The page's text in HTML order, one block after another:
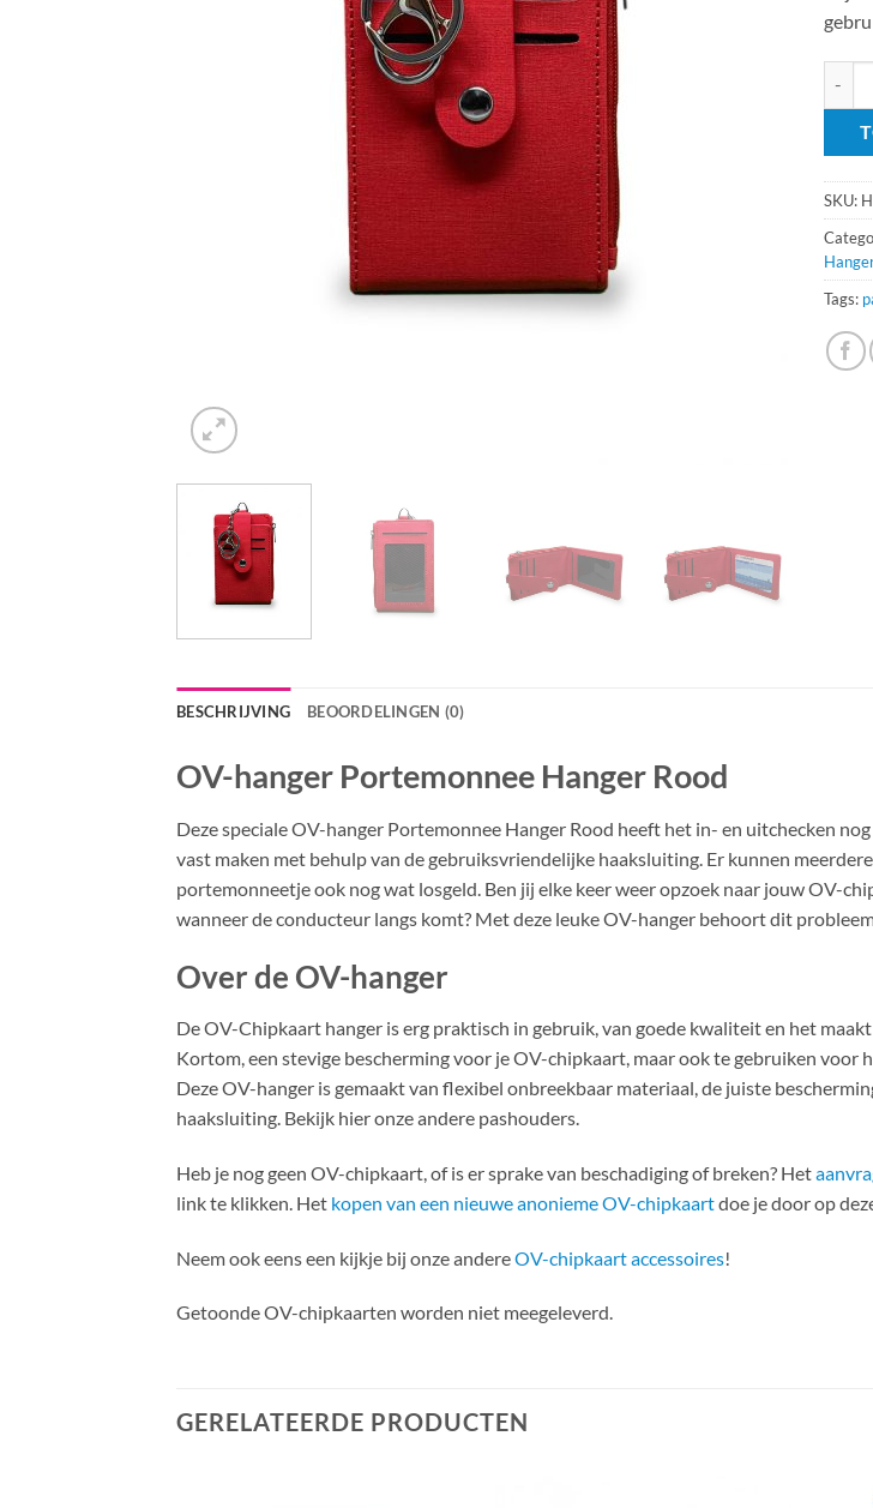
SKU:
Tags:
BESCHRIJVING BEOORDELINGEN (0)
OV-hanger Portemonnee Hanger Rood
Deze speciale OV-hanger Portemonnee Hanger Rood heeft het in- en uitchecken
vast maken met behulp van de gebruiksvriendelijke haaksluiting. Er kunnen
portemonneetje ook nog wat losgeld. Ben jij elke keer weer opzoek naar jouw OV-
wanneer de conducteur langs komt? Met deze leuke OV-hanger behoort dit
Over de OV-hanger
De OV-Chipkaart hanger is erg praktisch in gebruik, van goede kwaliteit en het
Kortom, een stevige bescherming voor je OV-chipkaart, maar ook te gebruiken voor
Deze OV-hanger is gemaakt van flexibel onbreekbaar materiaal, de juiste
haaksluiting. Bekijk hier onze andere pashouders.
Heb je nog geen OV-chipkaart, of is er sprake van beschadiging of breken? Het
link te klikken. Het kopen van een nieuwe anonieme OV-chipkaartdoe je door op
Neem ook eens een kijkje bij onze andereOV-chipkaart accessoires!
Getoonde OV-chipkaarten worden niet meegeleverd.
GERELATEERDE PRODUCTEN